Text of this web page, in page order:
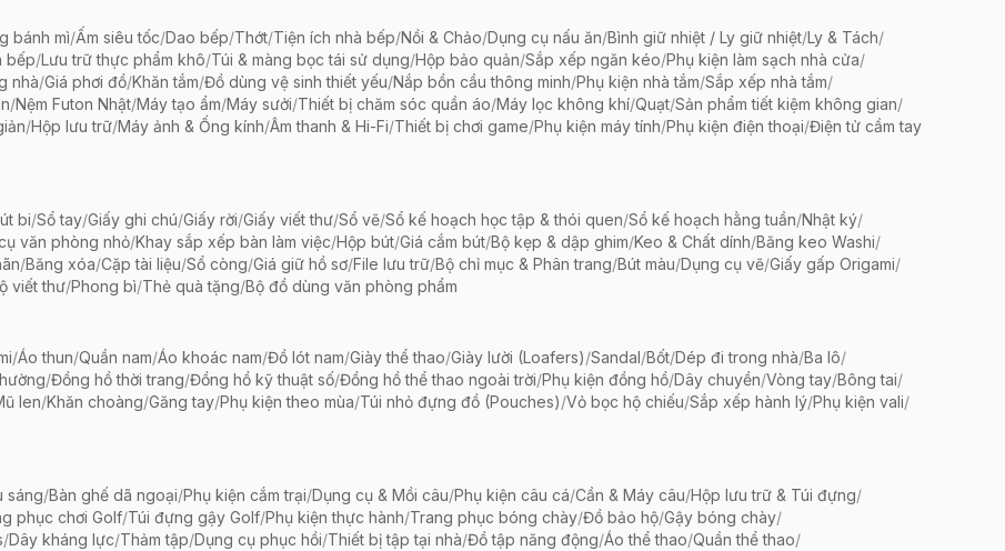
bánh mì/Ấm siêu tốc/Dao bếp/Thớt/Tiện ích nhà bếp/Nồi & Chảo/Dụng cụ nấu ăn/Bình giữ nhiệt / Ly giữ nhiệt/Ly & Tách/
bếp/Lưu trữ thực phẩm khô/Túi & màng bọc tái sử dụng/Hộp bảo quản/Sắp xếp ngăn kéo/Phụ kiện làm sạch nhà cửa/
nhà/Giá phơi đồ/Khăn tắm/Đồ dùng vệ sinh thiết yếu/Nắp bồn cầu thông minh/Phụ kiện nhà tắm/Sắp xếp nhà tắm/
/Nệm Futon Nhật/Máy tạo ẩm/Máy sưởi/Thiết bị chăm sóc quần áo/Máy lọc không khí/Quạt/Sản phẩm tiết kiệm không gian/
/Hộp lưu trữ/Máy ảnh & Ống kính/Âm thanh & Hi-Fi/Thiết bị chơi game/Phụ kiện máy tính/Phụ kiện điện thoại/Điện tử cầm tay
bi/Sổ tay/Giấy ghi chú/Giấy rời/Giấy viết thư/Sổ vẽ/Sổ kế hoạch học tập & thói quen/Sổ kế hoạch hằng tuần/Nhật ký/
văn phòng nhỏ/Khay sắp xếp bàn làm việc/Hộp bút/Giá cắm bút/Bộ kẹp & dập ghim/Keo & Chất dính/Băng keo Washi/
/Băng xóa/Cặp tài liệu/Sổ còng/Giá giữ hồ sơ/File lưu trữ/Bộ chỉ mục & Phân trang/Bút màu/Dụng cụ vẽ/Giấy gấp Origami/
viết thư/Phong bì/Thẻ quà tặng/Bộ đồ dùng văn phòng phẩm
/Áo thun/Quần nam/Áo khoác nam/Đồ lót nam/Giày thể thao/Giày lười (Loafers)/Sandal/Bốt/Dép đi trong nhà/Ba lô/
/Đồng hồ thời trang/Đồng hồ kỹ thuật số/Đồng hồ thể thao ngoài trời/Phụ kiện đồng hồ/Dây chuyền/Vòng tay/Bông tai/
len/Khăn choàng/Găng tay/Phụ kiện theo mùa/Túi nhỏ đựng đồ (Pouches)/Vỏ bọc hộ chiếu/Sắp xếp hành lý/Phụ kiện vali/
sáng/Bàn ghế dã ngoại/Phụ kiện cắm trại/Dụng cụ & Mồi câu/Phụ kiện câu cá/Cần & Máy câu/Hộp lưu trữ & Túi đựng/
phục chơi Golf/Túi đựng gậy Golf/Phụ kiện thực hành/Trang phục bóng chày/Đồ bảo hộ/Gậy bóng chày/
/Dây kháng lực/Thảm tập/Dụng cụ phục hồi/Thiết bị tập tại nhà/Đồ tập năng động/Áo thể thao/Quần thể thao/